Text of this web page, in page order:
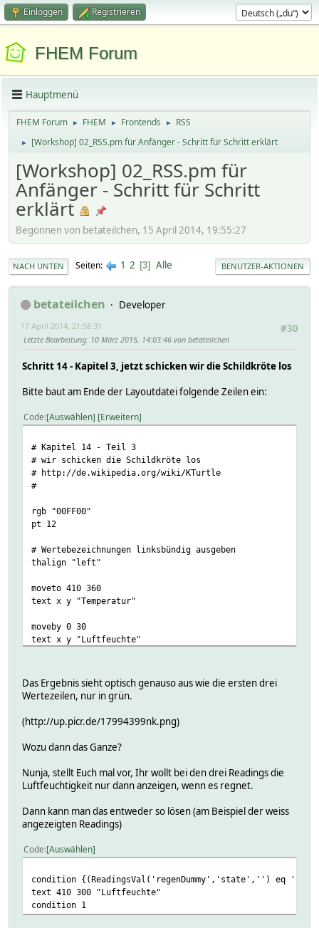
Einloggen Registrieren
FHEM Forum
Hauptmenü
FHEM Forum ► FHEM ► Frontends ► RSS
► [Workshop] 02_RSS.pm für Anfänger - Schritt für Schritt erklärt
[Workshop] 02_RSS.pm für
Anfänger - Schritt für Schritt
erklärt
Begonnen von betateilchen, 15 April 2014, 19:55:27
NACH UNTEN Seiten 1 2 3 Alle BENUTZER-AKTIONEN
betateilchen
Developer
#30
17 April 2014, 21:58:31
Letzte Bearbeitung: 10 März 2015, 14:03:46 von betateilchen
Schritt 14 - Kapitel 3, jetzt schicken wir die Schildkröte los
Bitte baut am Ende der Layoutdatei folgende Zeilen ein:
Code Auswählen Erweitern
# Kapitel 14 - Teil 3
# wir schicken die Schildkröte los
# http://de.wikipedia.org/wiki/KTurtle
#
rgb "00FF00"
pt 12
# Wertebezeichnungen linksbündig ausgeben
thalign "left"
moveto 410 360
text x y "Temperatur"
moveby 0 30
text x y "Luftfeuchte"
text x y "Luftdruck"
# Messwerte rechtsbündig ausgeben
thalign "right"
moveby 140 0
moveby 0 -30
text x y {ReadingsVal('owo','c_humidity','?')}
moveby 0 -30
text x y {ReadingsVal('owo','c_temperature','?')}
# Einheiten linksbündig an die Messwerte anhängen
moveby 2 0
text 552 y "°C"
Das Ergebnis sieht optisch genauso aus wie die ersten drei
Wertezeilen, nur in grün.
(http://up.picr.de/17994399nk.png)
Wozu dann das Ganze?
Nunja, stellt Euch mal vor, Ihr wollt bei den drei Readings die
Luftfeuchtigkeit nur dann anzeigen, wenn es regnet.
Dann kann man das entweder so lösen (am Beispiel der weiss
angezeigten Readings)
Code Auswählen
condition {(ReadingsVal('regenDummy','state','') eq
text 410 300 "Luftfeuchte"
condition 1